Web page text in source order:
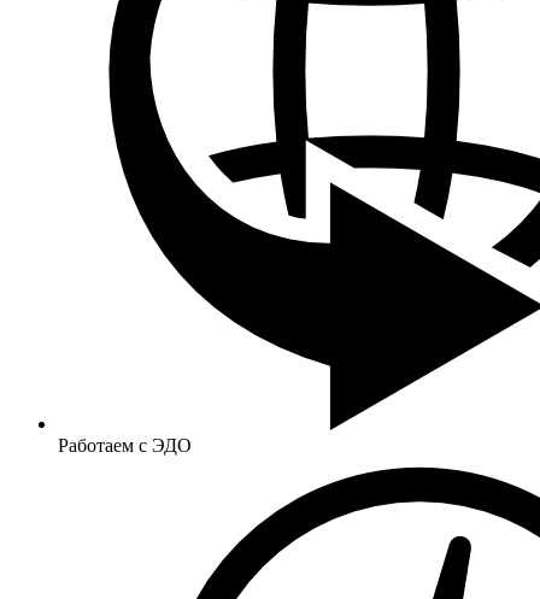
Работаем с ЭДО